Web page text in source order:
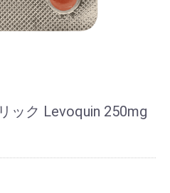
ック Levoquin 250mg